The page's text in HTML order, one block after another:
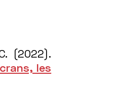
(2022).
les